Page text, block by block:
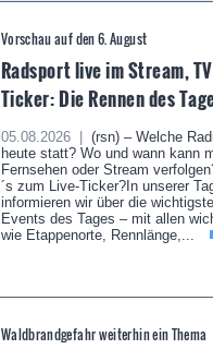
Vorschau auf den 6. August
Radsport live im Stream,
Ticker: Die Rennen des
05.08.2026 |
(rsn) – Welche
heute statt? Wo und wann kann
Fernsehen oder Stream
´s zum Live-Ticker?In unserer
informieren wir über die
Events des Tages – mit allen
wie Etappenorte, Rennlänge,...
Waldbrandgefahr weiterhin ein Thema